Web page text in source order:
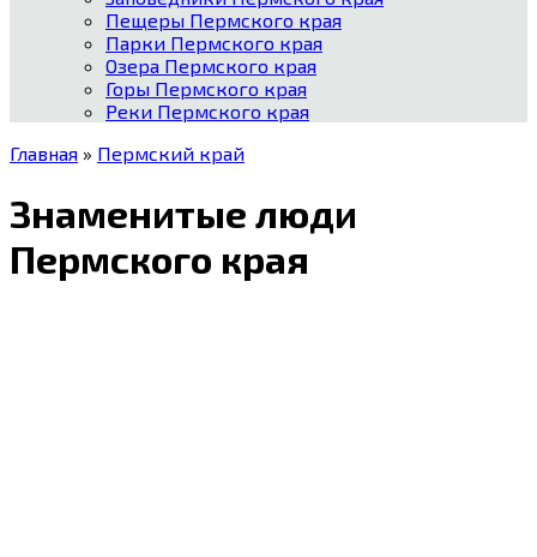
Пещеры Пермского края
Парки Пермского края
Озера Пермского края
Горы Пермского края
Реки Пермского края
Главная » Пермский край
Знаменитые люди
Пермского края